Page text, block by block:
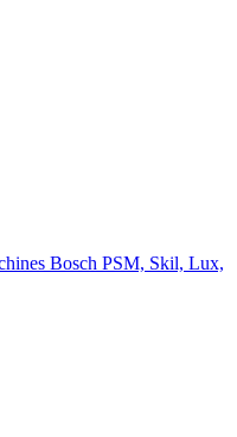
Bosch PSM, Skil, Lux,